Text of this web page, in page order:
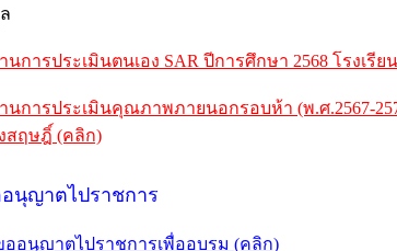
นการประเมินตนเอง SAR ปีการศึกษา 2568 โรงเ
านการประเมินคุณภาพภายนอกรอบห้า (พ.ศ.2567-
สฤษฎิ์ (คลิก)
นุญาตไปราชการ
อนุญาตไปราชการเพื่ออบรม (คลิก)